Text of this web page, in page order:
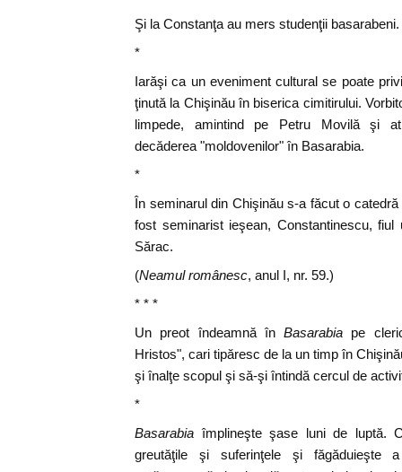
Şi la Constanţa au mers studenţii basarabeni.
*
Iarăşi ca un eveniment cultural se poate
ţinută la Chişinău în biserica cimitirului.
limpede, amintind pe Petru Movilă şi
decăderea "moldovenilor" în Basarabia.
*
În seminarul din Chişinău s-a făcut o
fost seminarist ieşean, Constantinescu,
Sărac.
(Neamul românesc, anul I, nr. 59.)
* * *
Un preot îndeamnă înBasarabia pe
Hristos", cari tipăresc de la un timp în
şi înalţe scopul şi să-şi întindă cercul de
*
Basarabia împlineşte şase luni de luptă.
greutăţile şi suferinţele şi făgăduieşte